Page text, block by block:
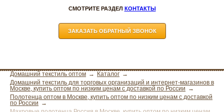
СМОТРИТЕ РАЗДЕЛ КОНТАКТЫ
ЗАКАЗАТЬ ОБРАТНЫЙ ЗВОНОК
Домашний текстиль оптом
Каталог
Домашний текстиль для торговых организаций и интернет-магазинов в
Москве, купить оптом по низким ценам с доставкой по России
Полотенца оптом в Москве, купить оптом по низким ценам с доставкой
по России